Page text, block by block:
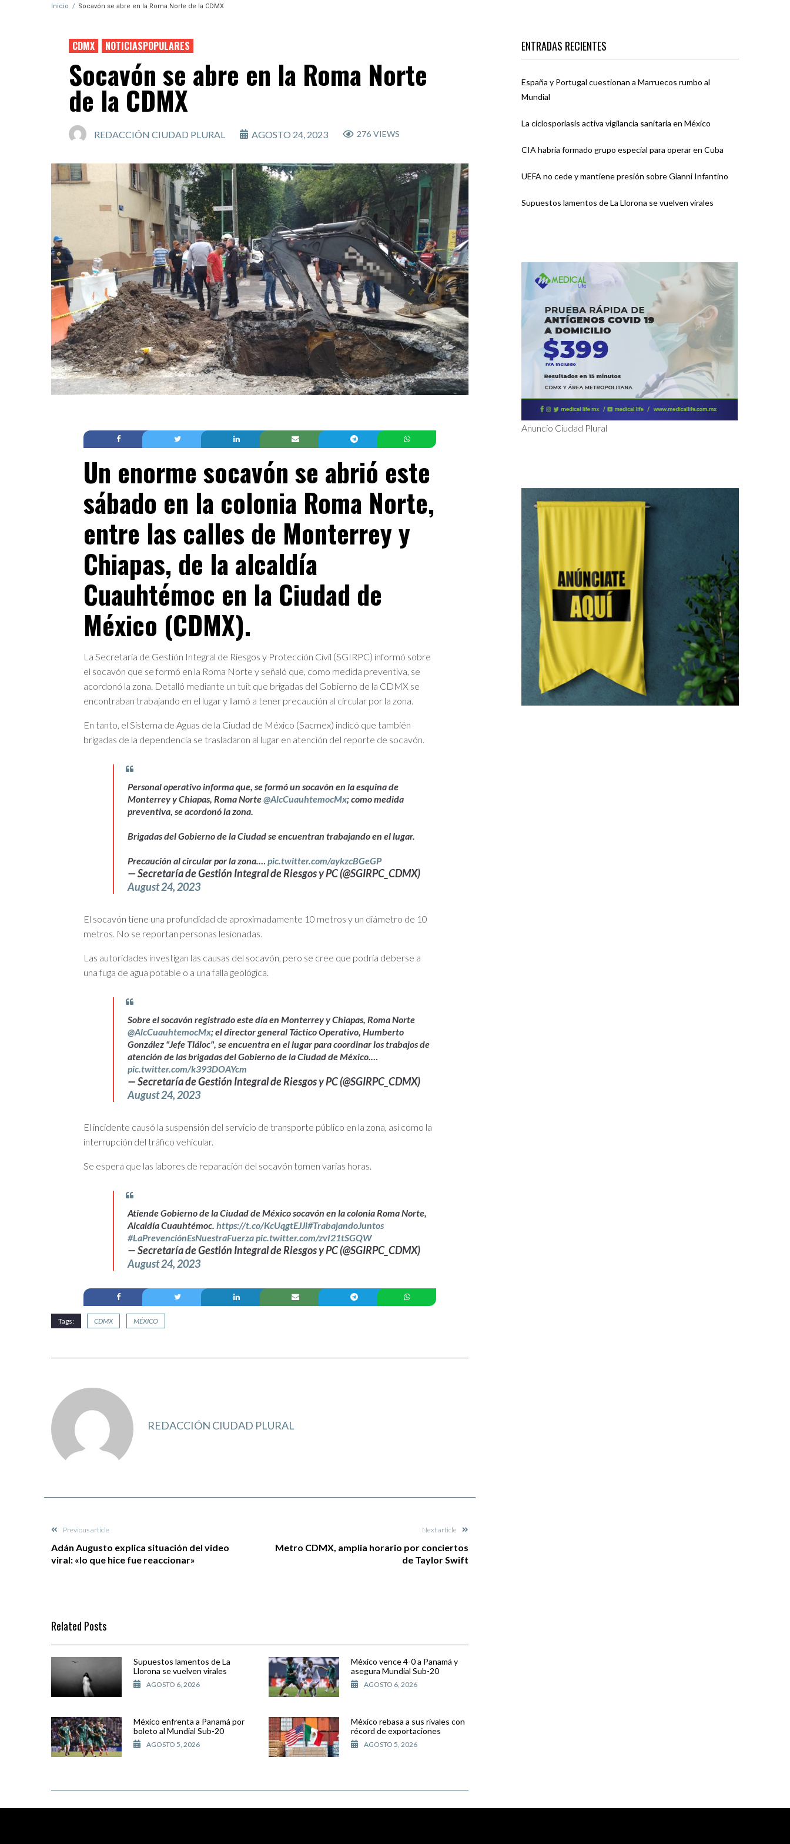
Inicio / Socavón se abre en la Roma Norte de la CDMX
CDMX NOTICIASPOPULARES
Socavón se abre en la Roma Norte
de la CDMX
REDACCIÓN CIUDAD PLURAL AGOSTO 24, 2023 276 VIEWS
Un enorme socavón se abrió este
sábado en la colonia Roma Norte,
entre las calles de Monterrey y
Chiapas, de la alcaldía
Cuauhtémoc en la Ciudad de
México (CDMX).
La Secretaría de Gestión Integral de Riesgos y Protección Civil (SGIRPC) informó sobre
el socavón que se formó en la Roma Norte y señaló que, como medida preventiva, se
acordonó la zona. Detalló mediante un tuit que brigadas del Gobierno de la CDMX se
encontraban trabajando en el lugar y llamó a tener precaución al circular por la zona.
En tanto, el Sistema de Aguas de la Ciudad de México (Sacmex) indicó que también
brigadas de la dependencia se trasladaron al lugar en atención del reporte de socavón.
Personal operativo informa que, se formó un socavón en la esquina de
Monterrey y Chiapas, Roma Norte@AlcCuauhtemocMx; como medida
preventiva, se acordonó la zona.
Brigadas del Gobierno de la Ciudad se encuentran trabajando en el lugar.
Precaución al circular por la zona.… pic.twitter.com/aykzcBGeGP
— Secretaría de Gestión Integral de Riesgos y PC (@SGIRPC_CDMX)
August 24, 2023
El socavón tiene una profundidad de aproximadamente 10 metros y un diámetro de 10
metros. No se reportan personas lesionadas.
Las autoridades investigan las causas del socavón, pero se cree que podría deberse a
una fuga de agua potable o a una falla geológica.
Sobre el socavón registrado este día en Monterrey y Chiapas, Roma Norte
@AlcCuauhtemocMx; el director general Táctico Operativo, Humberto
González "Jefe Tláloc", se encuentra en el lugar para coordinar los trabajos de
atención de las brigadas del Gobierno de la Ciudad de México.…
pic.twitter.com/k393DOAYcm
— Secretaría de Gestión Integral de Riesgos y PC (@SGIRPC_CDMX)
August 24, 2023
El incidente causó la suspensión del servicio de transporte público en la zona, así como la
interrupción del tráfico vehicular.
Se espera que las labores de reparación del socavón tomen varias horas.
Atiende Gobierno de la Ciudad de México socavón en la colonia Roma Norte,
Alcaldía Cuauhtémoc. https://t.co/KcUqgtEJJl#TrabajandoJuntos
#LaPrevenciónEsNuestraFuerzapic.twitter.com/zvI21tSGQW
— Secretaría de Gestión Integral de Riesgos y PC (@SGIRPC_CDMX)
August 24, 2023
Tags: CDMX MÉXICO
REDACCIÓN CIUDAD PLURAL
Previous article
Adán Augusto explica situación del video
viral: «lo que hice fue reaccionar»
Next article
Metro CDMX, amplia horario por conciertos
de Taylor Swift
Related Posts
Supuestos lamentos de La
Llorona se vuelven virales
AGOSTO 6, 2026
México vence 4-0 a Panamá y
asegura Mundial Sub-20
AGOSTO 6, 2026
México enfrenta a Panamá por
boleto al Mundial Sub-20
AGOSTO 5, 2026
México rebasa a sus rivales con
récord de exportaciones
AGOSTO 5, 2026
ENTRADAS RECIENTES
España y Portugal cuestionan a Marruecos rumbo al
Mundial
La ciclosporiasis activa vigilancia sanitaria en México
CIA habría formado grupo especial para operar en Cuba
UEFA no cede y mantiene presión sobre Gianni Infantino
Supuestos lamentos de La Llorona se vuelven virales
Anuncio Ciudad Plural